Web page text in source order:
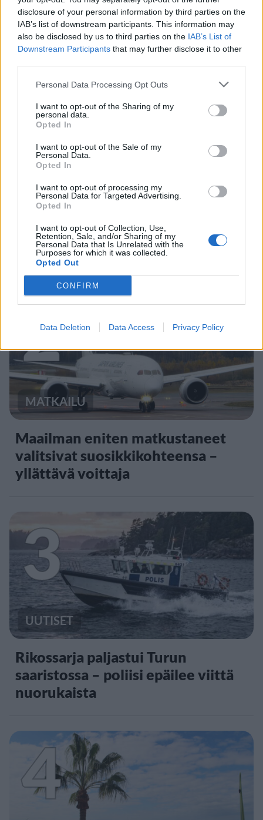
disclosure of your personal information by third parties on the
IAB’s list of downstream participants. This information may
also be disclosed by us to third parties on the IAB’s List of
Downstream Participants that may further disclose it to other
Personal Data Processing Opt Outs
I want to opt-out of the Sharing of my
personal data.
Opted In
I want to opt-out of the Sale of my
Personal Data.
Opted In
I want to opt-out of processing my
Personal Data for Targeted Advertising.
Opted In
I want to opt-out of Collection, Use,
Retention, Sale, and/or Sharing of my
Personal Data that Is Unrelated with the
Purposes for which it was collected.
Opted Out
CONFIRM
Data Deletion Data Access Privacy Policy
Staran luetuimmat
1
UUTISET
F/A-18 Hornet jyrähtää ylilennolle
Jyväskylässä – katuja suljetaan
2
MATKAILU
Maailman eniten matkustaneet
valitsivat suosikkikohteensa –
yllättävä voittaja
3
UUTISET
Rikossarja paljastui Turun
saaristossa – poliisi epäilee viittä
nuorukaista
4